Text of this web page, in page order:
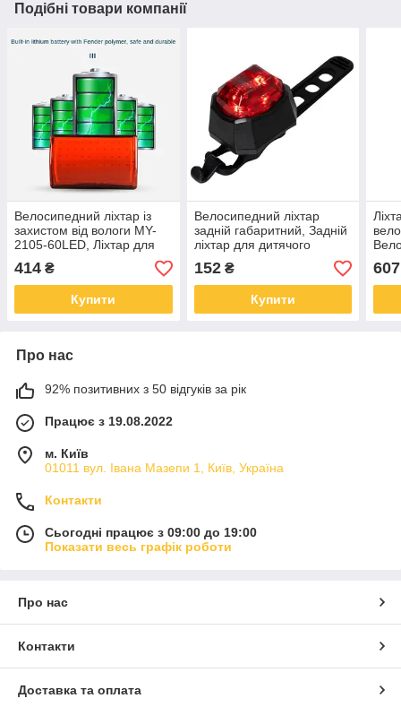
Подібні товари компанії
Велосипедний ліхтар із
захистом від вологи MY-
2105-60LED, Ліхтар для
велосипеда з відбивачем
RO-51
414 ₴
Купити
Велосипедний ліхтар
задній габаритний, Задній
ліхтар для дитячого
152₴
Купити
BG-
607
Про нас
92% позитивних з 50 відгуків за рік
Працює з 19.08.2022
м. Київ
01011 вул. Івана Мазепи 1, Київ, Україна
Контакти
Сьогодні працює з 09:00 до 19:00
Показати весь графік роботи
Про нас
Контакти
Доставка та оплата